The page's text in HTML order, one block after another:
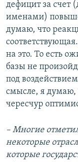
дефицит за счет
именами)
думаю, что
на это. То есть
базы не
под
смысле, я думаю,
чересчур
– Многие
некоторые
которые